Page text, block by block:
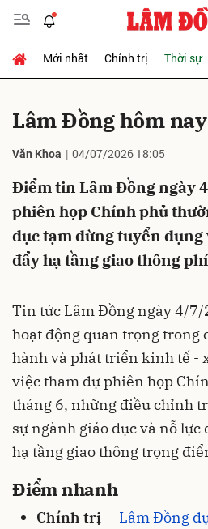
Mới nhất Chính trị Thời sự
Lâm Đồng hôm
Văn Khoa 04/07/2026 18:05
Điểm tin Lâm Đồng ngày
phiên họp Chính phủ
dục tạm dừng tuyển dụng
đẩy hạ tầng giao thông
Tin tức Lâm Đồng ngày 4/
hoạt động quan trọng trong
hành và phát triển kinh tế -
việc tham dự phiên họp
tháng 6, những điều chỉnh
sự ngành giáo dục và nỗ lực
hạ tầng giao thông trọng
Điểm nhanh
Chính trị — Lâm Đồng
Gửi bình luận